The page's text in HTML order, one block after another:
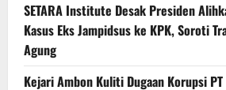
SETARA Institute Desak Presiden
Kasus Eks Jampidsus ke KPK, Soroti
Agung
Kejari Ambon Kuliti Dugaan Korupsi PT